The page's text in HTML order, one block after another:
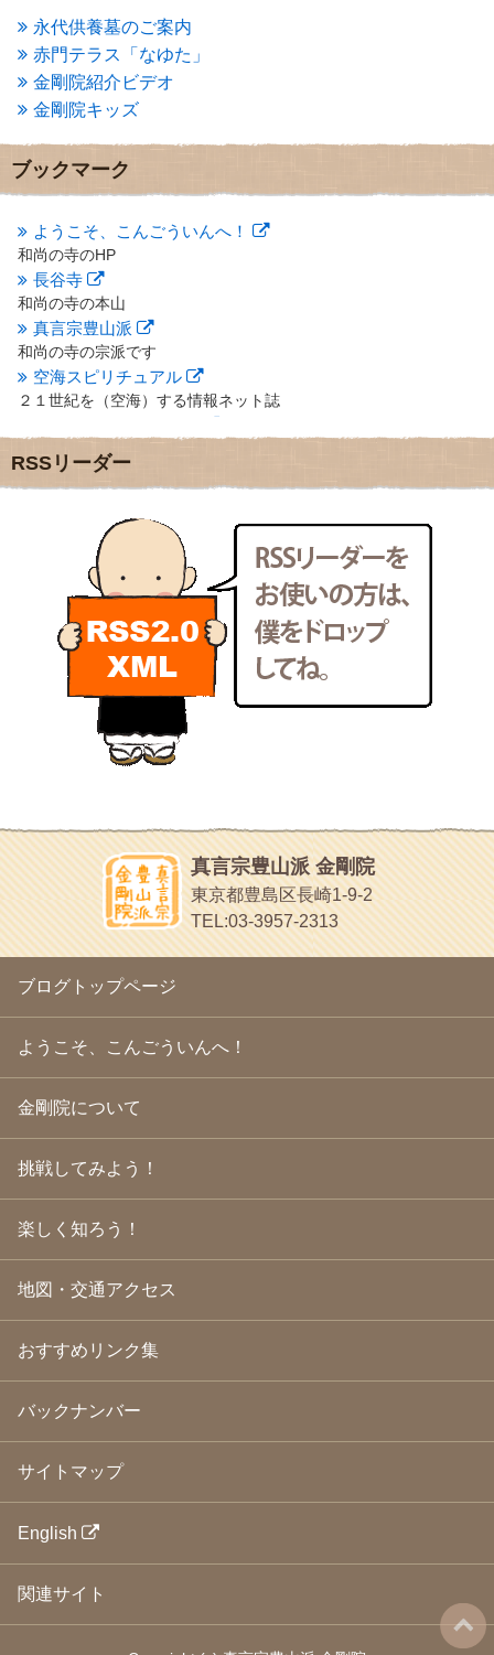
2013年5月(13)
2013年4月(1)
2013年3月 (4)
2013年2月(6)
2013年1月(6)
2012年12月(7)
2012年11月(7)
2012年10月
2012年8月
(9)
2012年7月(10)
2012年6月
2012年5月(16)
2012年4月 (16)
2012年3月(17)
2012年2月(20)
2012年1月(25)
2011年11月(28)
2011年10月(31)
2011年9月(24)
2011年7月(18)
2011年6月
2011年5月
(15)
2011年4月(17)
2011年3月(15)
2011年2月
2011年1月(22)
2010年12月(21)
2010年11月
2010年10月(13)
(16)
2010年6月(18)
2010年5月(22)
2010年4月(25)
2010年3月
(22)
2010年2月(23)
2010年1月(23)
(18)
2009年11月
(20)
2009年10月(20)
2009年9月 (20)
2009年6月(22)
2009年5月(20)
2009年4月
(24)
2009年3月(21)
2009年2月(19)
2009年1月(25)
2008年10月
(31)
2008年9月(24)
2008年8月(24)
2008年5月(21)
(24)
2008年2月 (21)
2008年1月(23)
2007年12月
2007年9月
2007年8月(26)
永代供養墓のご案内
赤門テラス「なゆた」
金剛院紹介ビデオ
金剛院キッズ
ブックマーク
ようこそ、こんごういんへ！
和尚の寺のHP
長谷寺
和尚の寺の本山
真言宗豊山派
和尚の寺の宗派です
空海スピリチュアル
２１世紀を（空海）する情報ネット誌
地域のライターさんです
小豆島 圓満寺
新聞屋の道具箱
新聞社で使われる用語の解説など
makotoさんの御符内巡礼記
東京の巡礼記です
POLYHEDON
いろいろなことが書いてあるよ
bunchan
あちこち行って！
目白鍼灸院
日本人の繊細な体質にあわせた、やさしく気持ちよい鍼灸治療で
ほうげん日記
放言じゃなくて和尚さんの名前だよ
面白いサイトみつけたよ。
ヘェ～という感じ
chocolab.Air♪DIALY
ラブラドールのワンちゃんがかわいいよ
RSSリーダー
真言宗豊山派 金剛院
東京都豊島区長崎1-9-2
TEL:03-3957-2313
ブログトップページ
ようこそ、こんごういんへ！
金剛院について
挑戦してみよう！
楽しく知ろう！
地図・交通アクセス
おすすめリンク集
バックナンバー
サイトマップ
English
関連サイト